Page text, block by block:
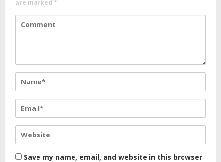
are marked *
Save my name, email, and website in this browser